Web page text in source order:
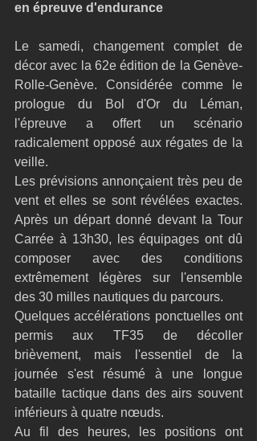
en épreuve d'endurance
Le samedi, changement complet de
décor avec la 62e édition de la Genève-
Rolle-Genève. Considérée comme le
prologue du Bol d'Or du Léman,
l'épreuve a offert un scénario
radicalement opposé aux régates de la
veille.
Les prévisions annonçaient très peu de
vent et elles se sont révélées exactes.
Après un départ donné devant la Tour
Carrée à 13h30, les équipages ont dû
composer avec des conditions
extrêmement légères sur l'ensemble
des 30 milles nautiques du parcours.
Quelques accélérations ponctuelles ont
permis aux TF35 de décoller
brièvement, mais l'essentiel de la
journée s'est résumé à une longue
bataille tactique dans des airs souvent
inférieurs à quatre nœuds.
Au fil des heures, les positions ont